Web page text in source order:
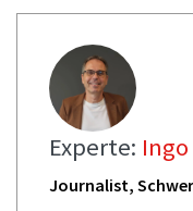
Experte:
Journalist,